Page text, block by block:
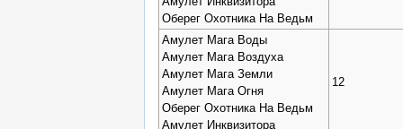
Оберег Охотника На Ведьм
Амулет Мага Воды
Амулет Мага Воздуха
Амулет Мага Земли
Амулет Мага Огня
Оберег Охотника На Ведьм
Амулет Инквизитора
12